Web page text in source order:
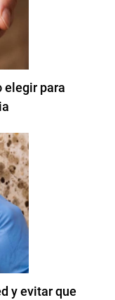
elegir para
y evitar que